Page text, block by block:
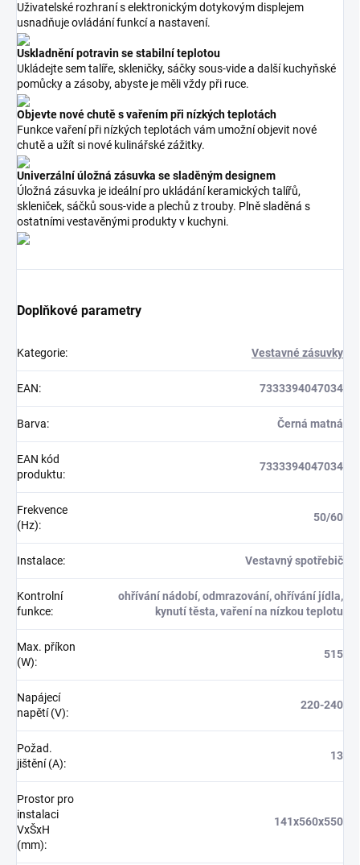
Uživatelské rozhraní s elektronickým dotykovým displejem
usnadňuje ovládání funkcí a nastavení.
Uskladnění potravin se stabilní teplotou
Ukládejte sem talíře, skleničky, sáčky sous-vide a další kuchyňské
pomůcky a zásoby, abyste je měli vždy při ruce.
Objevte nové chutě s vařením při nízkých teplotách
Funkce vaření při nízkých teplotách vám umožní objevit nové
chutě a užít si nové kulinářské zážitky.
Univerzální úložná zásuvka se sladěným designem
Úložná zásuvka je ideální pro ukládání keramických talířů,
skleniček, sáčků sous-vide a plechů z trouby. Plně sladěná s
ostatními vestavěnými produkty v kuchyni.
Doplňkové parametry
Kategorie: Vestavné zásuvky
EAN: 7333394047034
Barva: Černá matná
EAN kód
produktu:
7333394047034
Frekvence
(Hz):
50/60
Instalace: Vestavný spotřebič
Kontrolní
funkce:
ohřívání nádobí, odmrazování, ohřívání jídla,
kynutí těsta, vaření na nízkou teplotu
Max. příkon
(W):
515
Napájecí
napětí (V):
220-240
Požad.
jištění (A):
13
Prostor pro
instalaci
VxŠxH
(mm):
141x560x550